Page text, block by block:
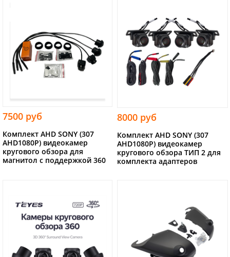
7500 руб
Комплект AHD SONY (307
AHD1080P) видеокамер
кругового обзора для
магнитол с поддержкой 360
8000 руб
Комплект AHD SONY (307
AHD1080P) видеокамер
кругового обзора ТИП 2 для
комплекта адаптеров